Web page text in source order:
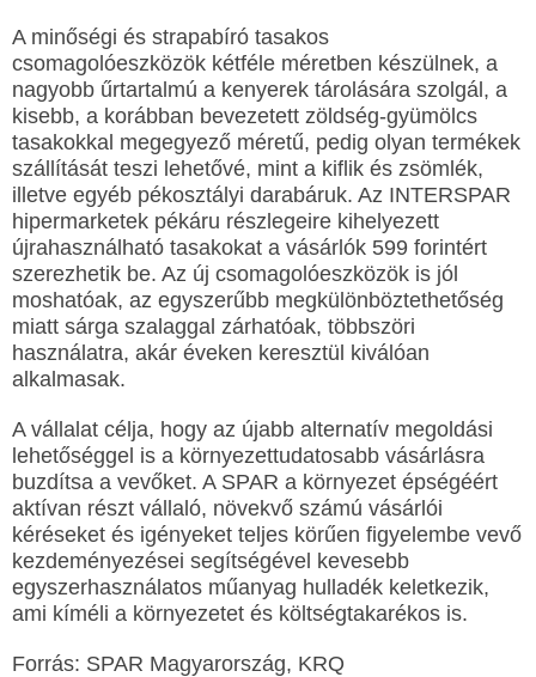
A minőségi és strapabíró tasakos
csomagolóeszközök kétféle méretben készülnek, a
nagyobb űrtartalmú a kenyerek tárolására szolgál, a
kisebb, a korábban bevezetett zöldség-gyümölcs
tasakokkal megegyező méretű, pedig olyan termékek
szállítását teszi lehetővé, mint a kiflik és zsömlék,
illetve egyéb pékosztályi darabáruk. Az INTERSPAR
hipermarketek pékáru részlegeire kihelyezett
újrahasználható tasakokat a vásárlók 599 forintért
szerezhetik be. Az új csomagolóeszközök is jól
moshatóak, az egyszerűbb megkülönböztethetőség
miatt sárga szalaggal zárhatóak, többszöri
használatra, akár éveken keresztül kiválóan
alkalmasak.
A vállalat célja, hogy az újabb alternatív megoldási
lehetőséggel is a környezettudatosabb vásárlásra
buzdítsa a vevőket. A SPAR a környezet épségéért
aktívan részt vállaló, növekvő számú vásárlói
kéréseket és igényeket teljes körűen figyelembe vevő
kezdeményezései segítségével kevesebb
egyszerhasználatos műanyag hulladék keletkezik,
ami kíméli a környezetet és költségtakarékos is.
Forrás: SPAR Magyarország, KRQ